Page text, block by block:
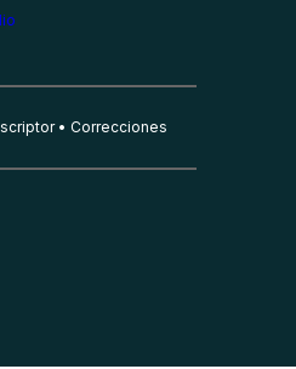
Correcciones